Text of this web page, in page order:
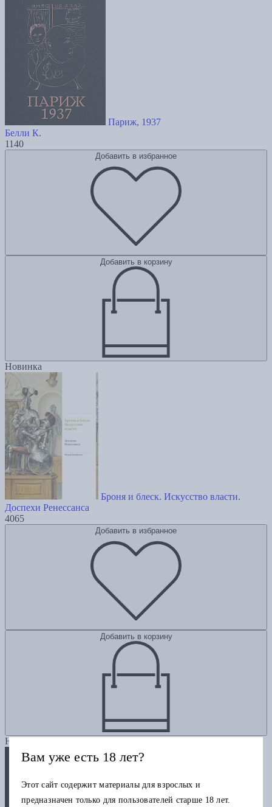
Париж, 1937
Белли К.
1140
Добавить в избранное
Добавить в корзину
Новинка
Броня и блеск. Искусство власти.
Доспехи Ренессанса
4065
Добавить в избранное
Добавить в корзину
Новинка
Вам уже есть 18 лет?
Этот сайт содержит материалы для взрослых и
предназначен только для пользователей старше 18 лет.